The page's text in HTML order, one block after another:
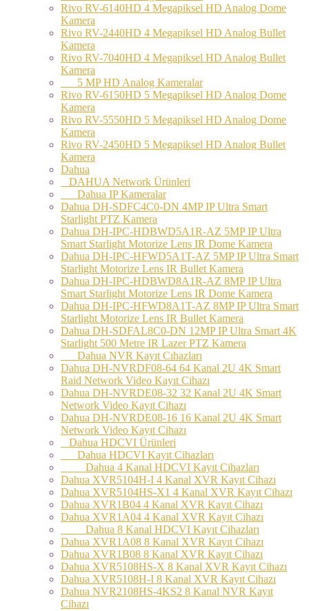
Rivo RV-6140HD 4 Megapiksel HD Analog Dome
Kamera
Rivo RV-2440HD 4 Megapiksel HD Analog Bullet
Kamera
Rivo RV-7040HD 4 Megapiksel HD Analog Bullet
Kamera
5 MP HD Analog Kameralar
Rivo RV-6150HD 5 Megapiksel HD Analog Dome
Kamera
Rivo RV-5550HD 5 Megapiksel HD Analog Dome
Kamera
Rivo RV-2450HD 5 Megapiksel HD Analog Bullet
Kamera
Dahua
DAHUA Network Ürünleri
Dahua IP Kameralar
Dahua DH-SDFC4C0-DN 4MP IP Ultra Smart
Starlight PTZ Kamera
Dahua DH-IPC-HDBWD5A1R-AZ 5MP IP Ultra
Smart Starlight Motorize Lens IR Dome Kamera
Dahua DH-IPC-HFWD5A1T-AZ 5MP IP Ultra Smart
Starlight Motorize Lens IR Bullet Kamera
Dahua DH-IPC-HDBWD8A1R-AZ 8MP IP Ultra
Smart Starlight Motorize Lens IR Dome Kamera
Dahua DH-IPC-HFWD8A1T-AZ 8MP IP Ultra Smart
Starlight Motorize Lens IR Bullet Kamera
Dahua DH-SDFAL8C0-DN 12MP IP Ultra Smart 4K
Starlight 500 Metre IR Lazer PTZ Kamera
Dahua NVR Kayıt Cıhazları
Dahua DH-NVRDF08-64 64 Kanal 2U 4K Smart
Raid Network Video Kayıt Cihazı
Dahua DH-NVRDE08-32 32 Kanal 2U 4K Smart
Network Video Kayıt Cihazı
Dahua DH-NVRDE08-16 16 Kanal 2U 4K Smart
Network Video Kayıt Cihazı
Dahua HDCVI Ürünleri
Dahua HDCVI Kayıt Cihazları
Dahua 4 Kanal HDCVI Kayıt Cihazları
Dahua XVR5104H-I 4 Kanal XVR Kayıt Cihazı
Dahua XVR5104HS-X1 4 Kanal XVR Kayıt Cihazı
Dahua XVR1B04 4 Kanal XVR Kayıt Cihazı
Dahua XVR1A04 4 Kanal XVR Kayıt Cihazı
Dahua 8 Kanal HDCVI Kayıt Cihazları
Dahua XVR1A08 8 Kanal XVR Kayıt Cihazı
Dahua XVR1B08 8 Kanal XVR Kayıt Cihazı
Dahua XVR5108HS-X 8 Kanal XVR Kayıt Cihazı
Dahua XVR5108H-I 8 Kanal XVR Kayıt Cihazı
Dahua NVR2108HS-4KS2 8 Kanal NVR Kayıt
Cihazı